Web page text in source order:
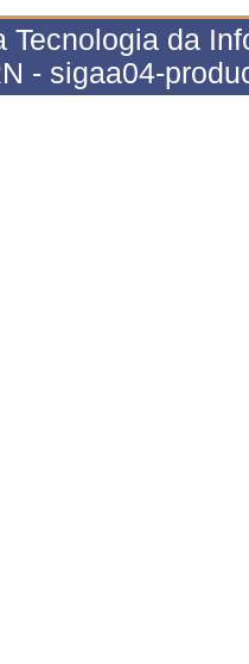
Tecnologia da
- sigaa04-